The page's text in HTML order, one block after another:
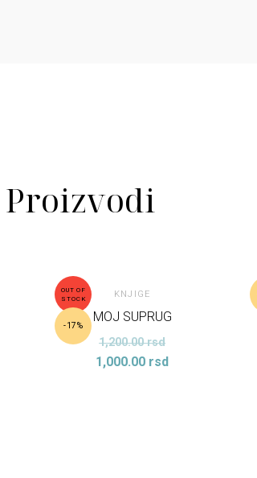
OUT OF
STOCK
-17%
KNJIGE
MOJ SUPRUG
1,200.00rsd
1,000.00 rsd